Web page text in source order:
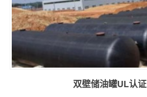
双壁储油罐UL认证